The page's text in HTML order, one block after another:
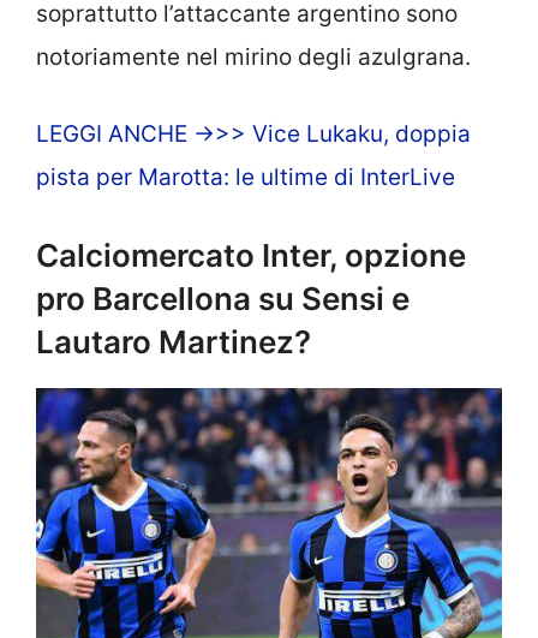
soprattutto l’attaccante argentino sono
notoriamente nel mirino degli azulgrana.
LEGGI ANCHE ->>> Vice Lukaku, doppia
pista per Marotta: le ultime di InterLive
Calciomercato Inter, opzione
pro Barcellona su Sensi e
Lautaro Martinez?